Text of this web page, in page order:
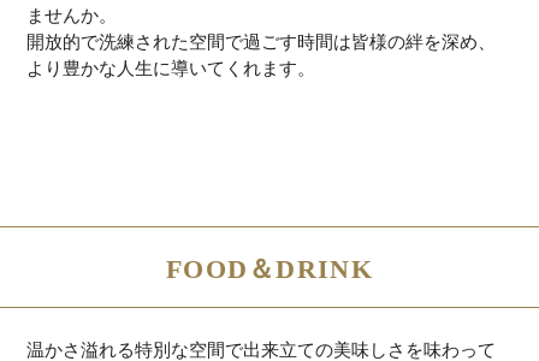
ませんか。
開放的で洗練された空間で過ごす時間は皆様の絆を深め、
より豊かな人生に導いてくれます。
FOOD＆DRINK
温かさ溢れる特別な空間で出来立ての美味しさを味わって